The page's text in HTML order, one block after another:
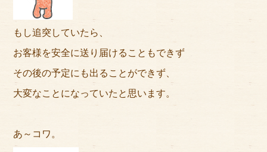
もし追突していたら、
お客様を安全に送り届けることもできず
その後の予定にも出ることができず、
大変なことになっていたと思います。
あ～コワ。